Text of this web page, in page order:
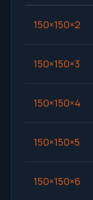
150×150×2
150×150×3
150×150×4
150×150×5
150×150×6